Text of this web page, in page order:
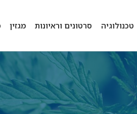
טכנולוגיה סרטונים וראיונות מגזין